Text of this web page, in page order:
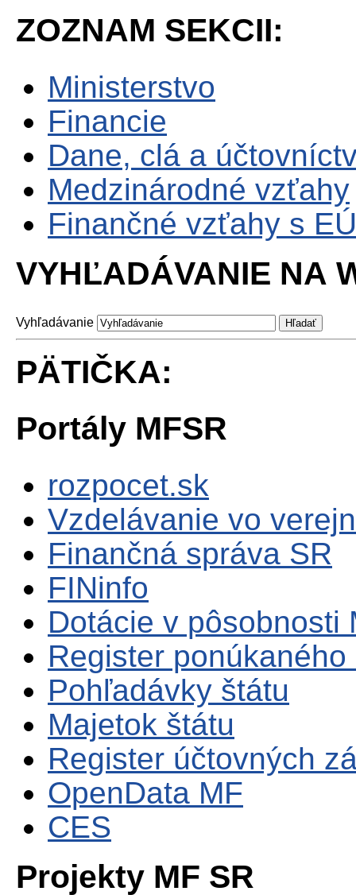
ZOZNAM SEKCII:
Ministerstvo
Financie
Dane, clá a
Medzinárodné vzťahy
Finančné vzťahy s EÚ
VYHĽADÁVANIE NA
Vyhľadávanie
PÄTIČKA:
Portály MFSR
rozpocet.sk
Vzdelávanie vo
Finančná správa SR
FINinfo
Dotácie v pôsobnosti
Register
Pohľadávky štátu
Majetok štátu
Register účtovných
OpenData MF
CES
Projekty MF SR